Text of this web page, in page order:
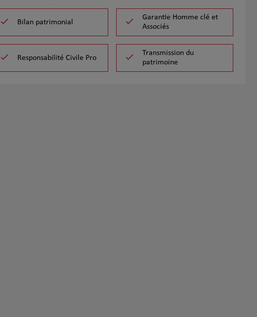
Bilan patrimonial
Garantie Homme clé et
Associés
Responsabilité Civile Pro
Transmission du
patrimoine